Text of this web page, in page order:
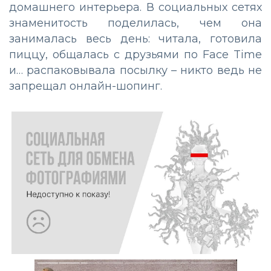
домашнего интерьера. В социальных сетях
знаменитость поделилась, чем она
занималась весь день: читала, готовила
пиццу, общалась с друзьями по Face Time
и… распаковывала посылку – никто ведь не
запрещал онлайн-шопинг.